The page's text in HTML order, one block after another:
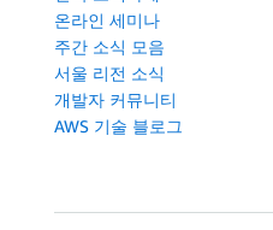
온라인 세미나
주간 소식 모음
서울 리전 소식
개발자 커뮤니티
AWS 기술 블로그